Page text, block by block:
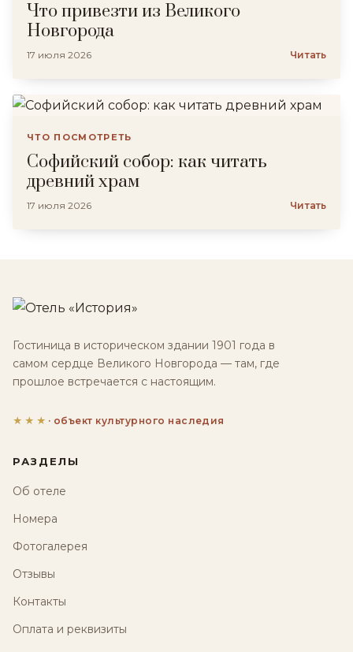
Что привезти из Великого
Новгорода
17 июля 2026 Читать
ЧТО ПОСМОТРЕТЬ
Софийский собор: как читать
древний храм
17 июля 2026 Читать
Гостиница в историческом здании 1901 года в
самом сердце Великого Новгорода — там, где
прошлое встречается с настоящим.
★★★ · объект культурного наследия
РАЗДЕЛЫ
Об отеле
Номера
Фотогалерея
Отзывы
Контакты
Оплата и реквизиты